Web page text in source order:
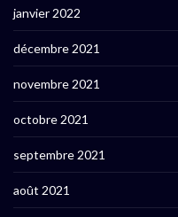
janvier 2022
décembre 2021
novembre 2021
octobre 2021
septembre 2021
août 2021